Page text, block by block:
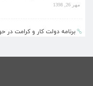
مهر 26, 1398
برنامه دولت کار و کرامت در